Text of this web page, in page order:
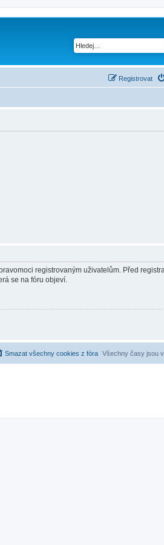
Registrovat
registrovaným uživatelům. Před
se na fóru objeví.
Všechny časy jsou v
Smazat všechny cookies z fóra